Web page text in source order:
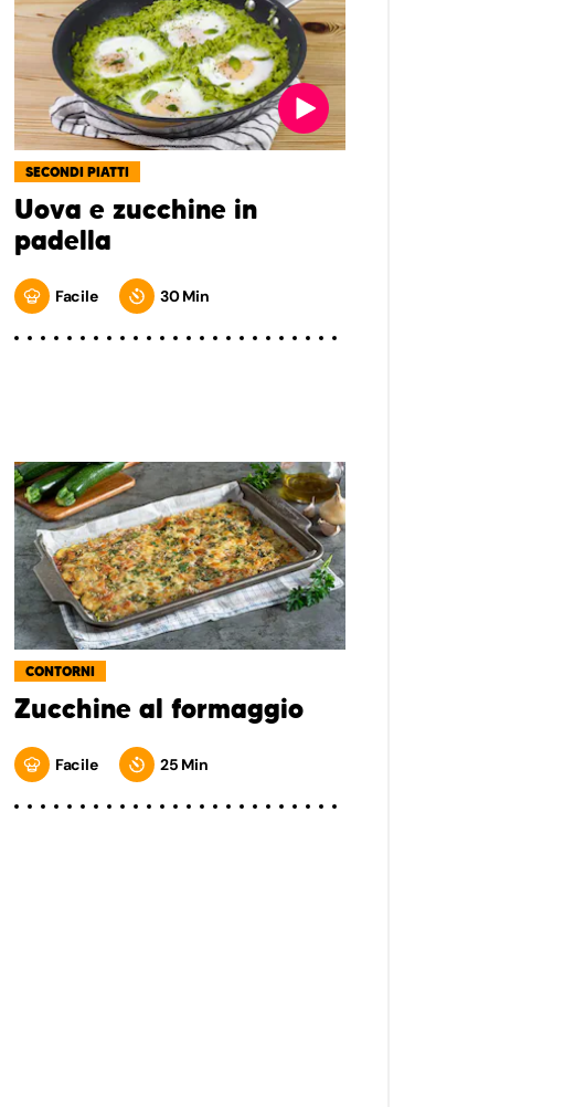
SECONDI PIATTI
Uova e zucchine in
padella
Facile 30 Min
CONTORNI
Zucchine al formaggio
Facile 25 Min